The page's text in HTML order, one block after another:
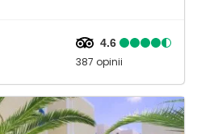
4.6
387 opinii